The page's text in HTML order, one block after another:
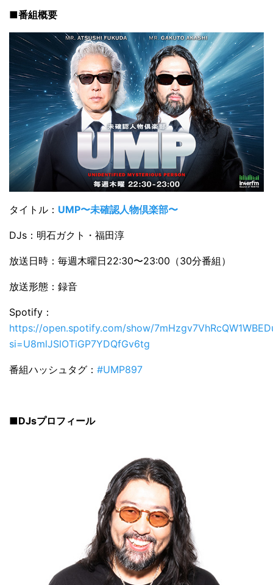
■番組概要
タイトル： UMP〜未確認人物倶楽部〜
DJs：明石ガクト・福田淳
放送日時：毎週木曜日22:30〜23:00（30分番組）
放送形態：録音
Spotify：
https://open.spotify.com/show/
si=U8mlJSlOTiGP7YDQfGv6tg
番組ハッシュタグ： #UMP897
■DJsプロフィール